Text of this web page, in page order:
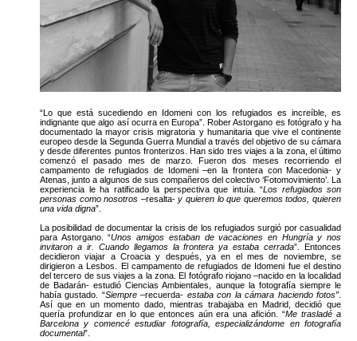
“Lo que está sucediendo en Idomeni con los refugiados es increíble, es
indignante que algo así ocurra en Europa”. Rober Astorgano es fotógrafo y ha
documentado la mayor crisis migratoria y humanitaria que vive el continente
europeo desde la Segunda Guerra Mundial a través del objetivo de su cámara
y desde diferentes puntos fronterizos. Han sido tres viajes a la zona, el último
comenzó el pasado mes de marzo. Fueron dos meses recorriendo el
campamento de refugiados de Idomeni –en la frontera con Macedonia- y
Atenas, junto a algunos de sus compañeros del colectivo ‘Fotomovimiento’. La
experiencia le ha ratificado la perspectiva que intuía. “Los refugiados son
personas como nosotros –resalta-y quieren lo que queremos todos, quieren
una vida digna”.
La posibilidad de documentar la crisis de los refugiados surgió por casualidad
para Astorgano. “Unos amigos estaban de vacaciones en Hungría y nos
invitaron a ir. Cuando llegamos la frontera ya estaba cerrada”. Entonces
decidieron viajar a Croacia y después, ya en el mes de noviembre, se
dirigieron a Lesbos. El campamento de refugiados de Idomeni fue el destino
del tercero de sus viajes a la zona. El fotógrafo riojano –nacido en la localidad
de Badarán- estudió Ciencias Ambientales, aunque la fotografía siempre le
había gustado. “Siempre–recuerda- estaba con la cámara haciendo fotos”
Así que en un momento dado, mientras trabajaba en Madrid, decidió que
quería profundizar en lo que entonces aún era una afición. “Me trasladé a
Barcelona y comencé estudiar fotografía, especializándome en fotografía
documental”.